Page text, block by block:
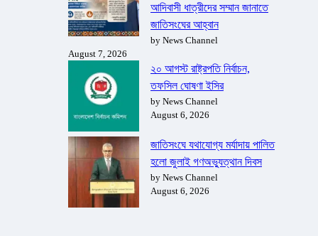
আদিবাসী ধাত্রীদের সম্মান জানাতে
জাতিসংঘের আহ্বান
by News Channel
August 7, 2026
২০ আগস্ট রাষ্ট্রপতি নির্বাচন,
তফসিল ঘোষণা ইসির
by News Channel
August 6, 2026
জাতিসংঘে যথাযোগ্য মর্যাদায় পালিত
হলো জুলাই গণঅভ্যুত্থান দিবস
by News Channel
August 6, 2026